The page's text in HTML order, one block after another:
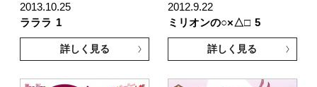
2013.10.25
ラララ 1
詳しく見る
2012.9.22
ミリオンの○×△□ 5
詳しく見る